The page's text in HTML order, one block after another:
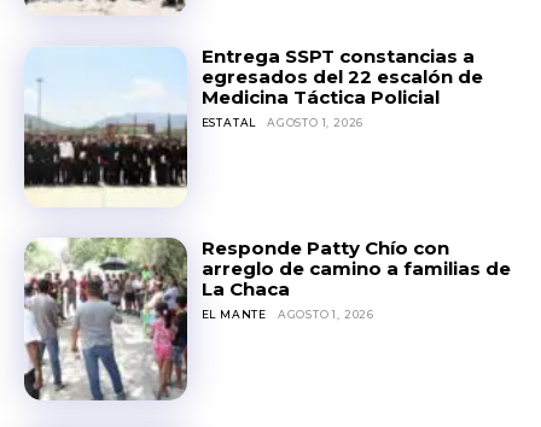
Entrega SSPT constancias a
egresados del 22 escalón de
Medicina Táctica Policial
ESTATAL AGOSTO 1, 2026
Responde Patty Chío con
arreglo de camino a familias de
La Chaca
EL MANTE AGOSTO 1, 2026